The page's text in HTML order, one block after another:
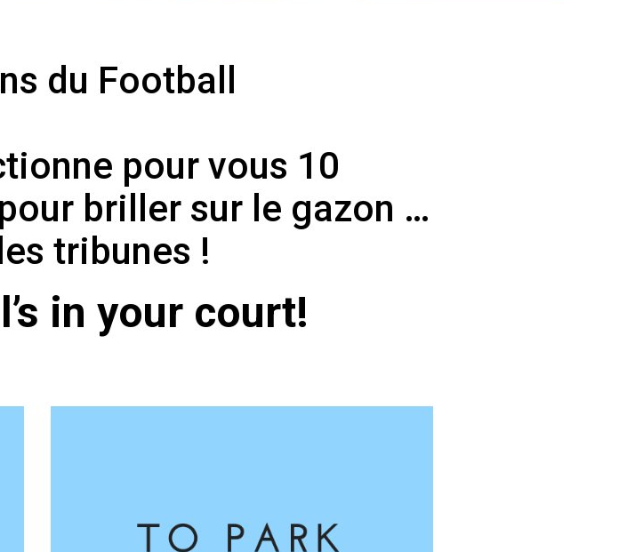
du Football
pour vous 10
briller sur le gazon …
tribunes !
in your court!